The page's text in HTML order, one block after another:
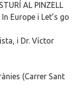
AL PINZELL
Europe i Let’s go
i Dr. Víctor
(Carrer Sant